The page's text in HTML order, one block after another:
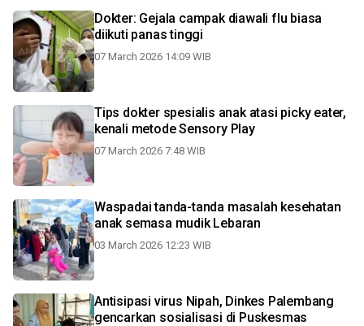
Dokter: Gejala campak diawali flu biasa
diikuti panas tinggi
07 March 2026 14:09 WIB
Tips dokter spesialis anak atasi picky eater,
kenali metode Sensory Play
07 March 2026 7:48 WIB
Waspadai tanda-tanda masalah kesehatan
anak semasa mudik Lebaran
03 March 2026 12:23 WIB
Antisipasi virus Nipah, Dinkes Palembang
gencarkan sosialisasi di Puskesmas